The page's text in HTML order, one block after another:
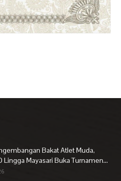
Bakat Atlet Muda,
Lingga Mayasari Buka Turnamen...